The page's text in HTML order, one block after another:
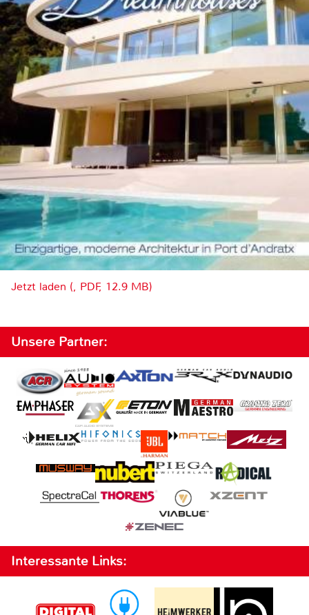
Jetzt laden (, PDF, 12.9 MB)
Unsere Partner:
Interessante Links: